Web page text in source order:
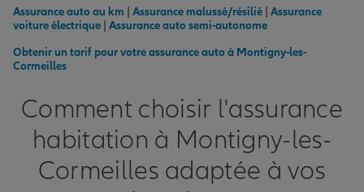
Assurance auto au km
Assurance malussé/résilié Assurance
voiture électrique Assurance auto semi-autonome
Obtenir un tarif pour votre assurance auto à Montigny-les-
Cormeilles
Comment choisir l'assurance
habitation à Montigny-les-
Cormeilles adaptée à vos